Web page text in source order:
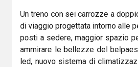
Un treno con sei carrozze a
di viaggio progettata intorno alle
posti a sedere, maggior spazio
ammirare le bellezze del
led, nuovo sistema di